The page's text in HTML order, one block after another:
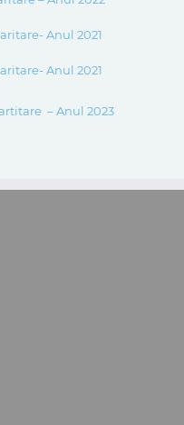
Anul 2021
Anul 2021
– Anul 2023